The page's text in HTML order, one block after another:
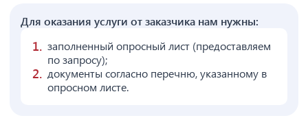
Для оказания услуги от заказчика нам нужны:
заполненный опросный лист (предоставляем
по запросу);
документы согласно перечню, указанному в
опросном листе.